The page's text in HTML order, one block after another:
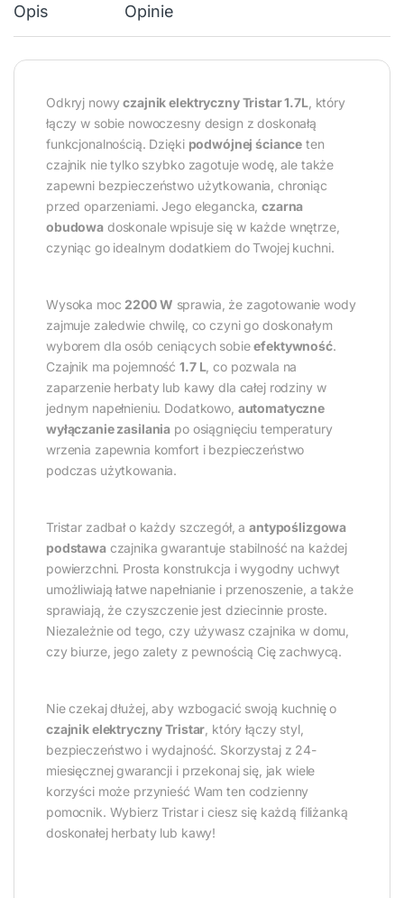
Opis Opinie
Odkryj nowyczajnik elektryczny Tristar 1.7L, który
łączy w sobie nowoczesny design z doskonałą
funkcjonalnością. Dzięki podwójnej ściance ten
czajnik nie tylko szybko zagotuje wodę, ale także
zapewni bezpieczeństwo użytkowania, chroniąc
przed oparzeniami. Jego elegancka,czarna
obudowa doskonale wpisuje się w każde wnętrze,
czyniąc go idealnym dodatkiem do Twojej kuchni.
Wysoka moc 2200 W sprawia, że zagotowanie wody
zajmuje zaledwie chwilę, co czyni go doskonałym
wyborem dla osób ceniących sobieefektywność.
Czajnik ma pojemność1.7 L, co pozwala na
zaparzenie herbaty lub kawy dla całej rodziny w
jednym napełnieniu. Dodatkowo, automatyczne
wyłączanie zasilania po osiągnięciu temperatury
wrzenia zapewnia komfort i bezpieczeństwo
podczas użytkowania.
Tristar zadbał o każdy szczegół, aantypoślizgowa
podstawaczajnika gwarantuje stabilność na każdej
powierzchni. Prosta konstrukcja i wygodny uchwyt
umożliwiają łatwe napełnianie i przenoszenie, a także
sprawiają, że czyszczenie jest dziecinnie proste.
Niezależnie od tego, czy używasz czajnika w domu,
czy biurze, jego zalety z pewnością Cię zachwycą.
Nie czekaj dłużej, aby wzbogacić swoją kuchnię o
czajnik elektryczny Tristar , który łączy styl,
bezpieczeństwo i wydajność. Skorzystaj z 24-
miesięcznej gwarancji i przekonaj się, jak wiele
korzyści może przynieść Wam ten codzienny
pomocnik. Wybierz Tristar i ciesz się każdą filiżanką
doskonałej herbaty lub kawy!